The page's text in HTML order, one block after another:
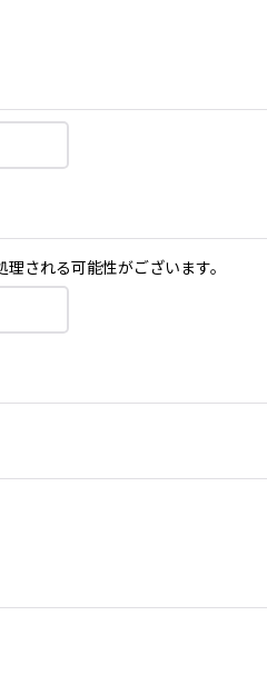
される可能性がございます。